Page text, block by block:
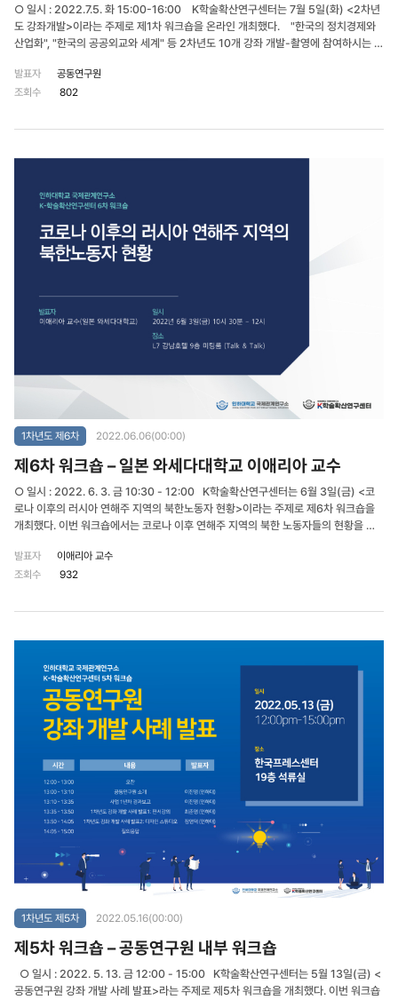
○ 일시 : 2022.7.5. 화 15:00-16:00 K학술확산연구센터는 7월 5일(화) <2차년
도 강좌개발>이라는 주제로 제1차 워크숍을 온라인 개최했다. "한국의 정치경제와
산업화", "한국의 공공외교와 세계" 등 2차년도 10개 강좌 개발-촬영에 참여하시는 공
구센터 연구진, 교육콘텐츠 설계 전문가 등 12명이 참석하였다.
발표자
공동연구원
조회수
802
1차년도 제6차 2022.06.06(00:00)
제6차 워크숍 – 일본 와세다대학교 이애리아 교수
○ 일시 : 2022. 6. 3. 금 10:30 - 12:00 K학술확산연구센터는 6월 3일(금) <코
로나 이후의 러시아 연해주 지역의 북한노동자 현황>이라는 주제로 제6차 워크숍을
개최했다. 이번 워크숍에서는 코로나 이후 연해주 지역의 북한 노동자들의 현황을 파
다.
발표자
이애리아 교수
조회수
932
1차년도 제5차 2022.05.16(00:00)
제5차 워크숍 – 공동연구원 내부 워크숍
○ 일시 : 2022. 5. 13. 금 12:00 - 15:00 K학술확산연구센터는 5월 13일(금) <
공동연구원 강좌 개발 사례 발표>라는 주제로 제5차 워크숍을 개최했다. 이번 워크숍